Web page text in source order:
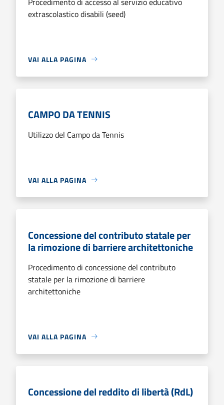
extrascolastico disabili (seed)
VAI ALLA PAGINA
CAMPO DA TENNIS
Utilizzo del Campo da Tennis
VAI ALLA PAGINA
Concessione del contributo statale per
la rimozione di barriere architettoniche
Procedimento di concessione del contributo
statale per la rimozione di barriere
architettoniche
VAI ALLA PAGINA
Concessione del reddito di libertà (RdL)